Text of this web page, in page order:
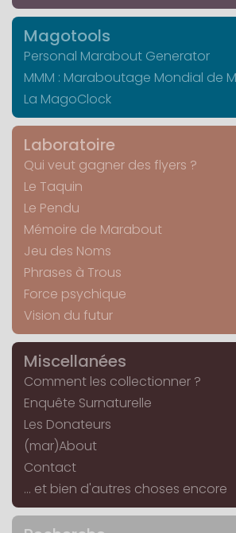
Magotools
Personal Marabout Generator
MMM : Maraboutage Mondial de
La MagoClock
Laboratoire
Qui veut gagner des flyers ?
Le Taquin
Le Pendu
Mémoire de Marabout
Jeu des Noms
Phrases à Trous
Force psychique
Vision du futur
Miscellanées
Comment les collectionner ?
Enquête Surnaturelle
Les Donateurs
(mar)About
Contact
... et bien d'autres choses encore